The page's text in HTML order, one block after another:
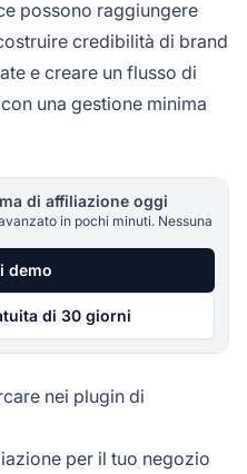
possono raggiungere
credibilità di brand
e creare un flusso di
una gestione minima
di affiliazione oggi
in pochi minuti. Nessuna
demo
di 30 giorni
nei plugin di
per il tuo negozio